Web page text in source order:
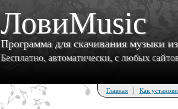
ЛовиMusic
Программа для скачивания музыки
Бесплатно, автоматически, с любых
Главная | Как